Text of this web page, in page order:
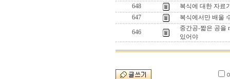
648
복식에 대한 자료
647
복식에서만 배울
646
중간공-짧은 공을
있어야